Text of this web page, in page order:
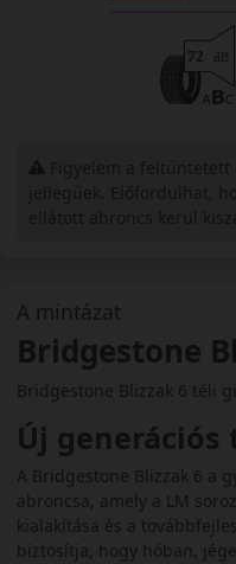
A mintázat
Bridgestone
Bridgestone Blizzak 6 téli
Új
A Bridgestone Blizzak 6 a
abroncsa, amely a LM
kialakítása és a
biztosítja, hogy hóban,